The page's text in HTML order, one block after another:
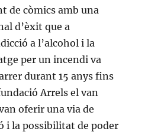
de còmics amb una
d’èxit que a
a l’alcohol i la
per un incendi va
durant 15 anys fins
Arrels el van
oferir una via de
i la possibilitat de poder